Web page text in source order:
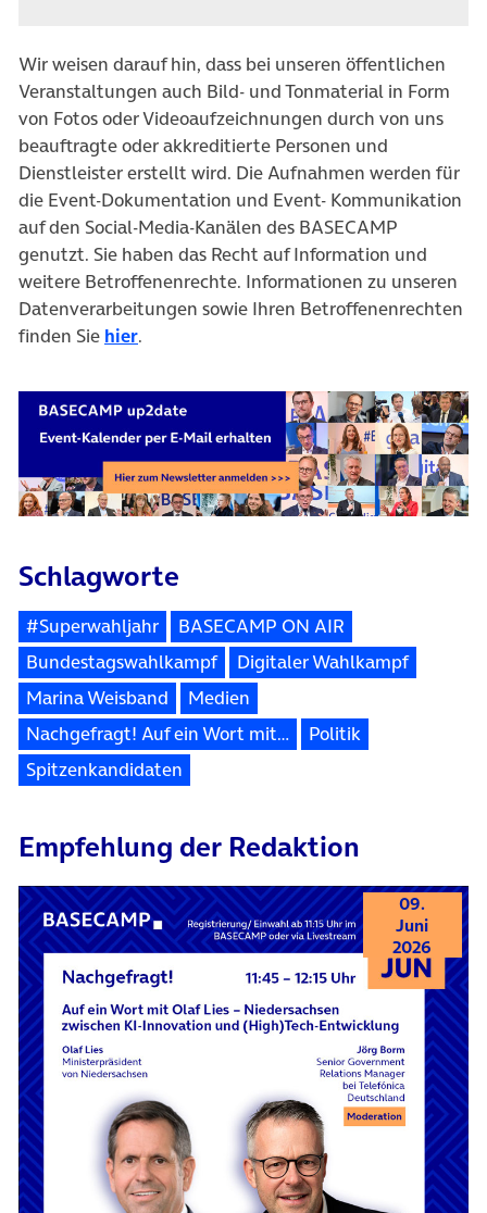
Wir weisen darauf hin, dass bei unseren öffentlichen
Veranstaltungen auch Bild- und Tonmaterial in Form
von Fotos oder Videoaufzeichnungen durch von uns
beauftragte oder akkreditierte Personen und
Dienstleister erstellt wird. Die Aufnahmen werden für
die Event-Dokumentation und Event- Kommunikation
auf den Social-Media-Kanälen des BASECAMP
genutzt. Sie haben das Recht auf Information und
weitere Betroffenenrechte. Informationen zu unseren
Datenverarbeitungen sowie Ihren Betroffenenrechten
finden Sie hier.
Schlagworte
#Superwahljahr
BASECAMP ON AIR
Bundestagswahlkampf
Digitaler Wahlkampf
Marina Weisband
Medien
Nachgefragt! Auf ein Wort mit…
Politik
Spitzenkandidaten
Empfehlung der Redaktion
09.
Juni
2026